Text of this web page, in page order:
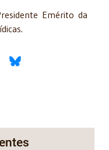
Emérito da
financeira,
o bicho pega e se ficar o